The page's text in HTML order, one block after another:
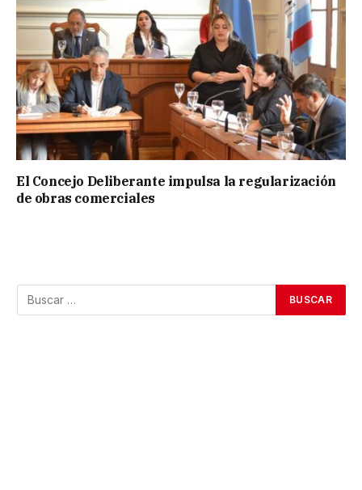
El Concejo Deliberante impulsa la regularización
de obras comerciales